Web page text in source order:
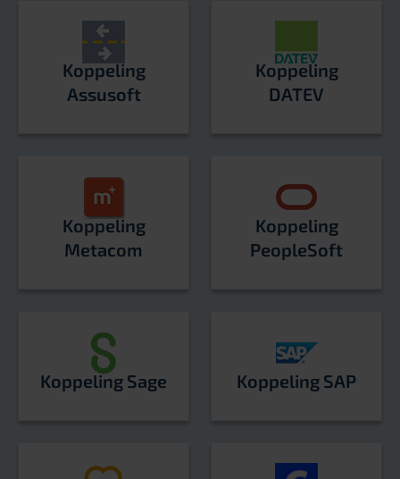
Koppeling
Assusoft
Koppeling
DATEV
Koppeling
Metacom
Koppeling
PeopleSoft
Koppeling Sage Koppeling SAP